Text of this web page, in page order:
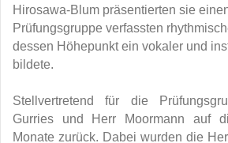
Hirosawa-Blum präsentierten sie
Prüfungsgruppe verfassten
dessen Höhepunkt ein vokaler und
bildete.
Stellvertretend für die
Gurries und Herr Moormann auf
Monate zurück. Dabei wurden die